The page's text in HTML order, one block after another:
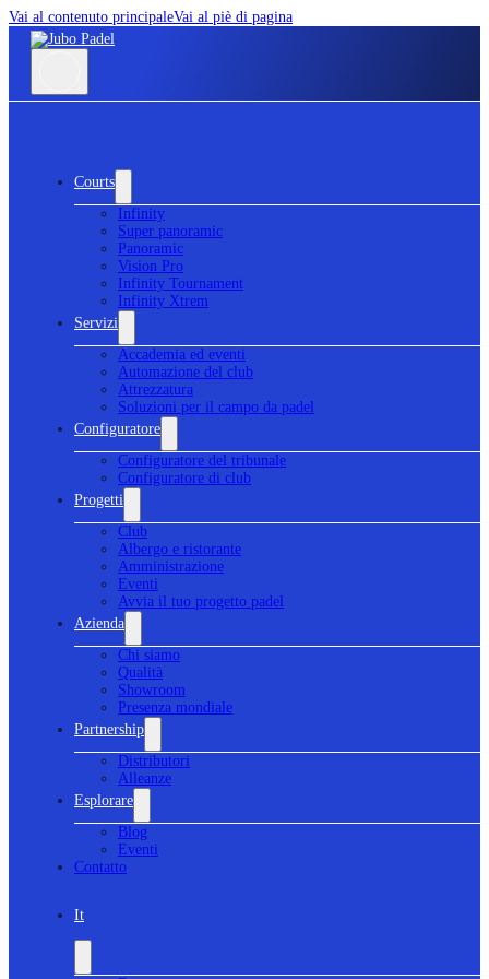
Vai al contenuto principaleVai al piè di pagina
Courts
Infinity
Super panoramic
Panoramic
Vision Pro
Infinity Tournament
Infinity Xtrem
Servizi
Accademia ed eventi
Automazione del club
Attrezzatura
Soluzioni per il campo da padel
Configuratore
Configuratore del tribunale
Configuratore di club
Progetti
Club
Albergo e ristorante
Amministrazione
Eventi
Avvia il tuo progetto padel
Azienda
Chi siamo
Qualità
Showroom
Presenza mondiale
Partnership
Distributori
Alleanze
Esplorare
Blog
Eventi
Contatto
It